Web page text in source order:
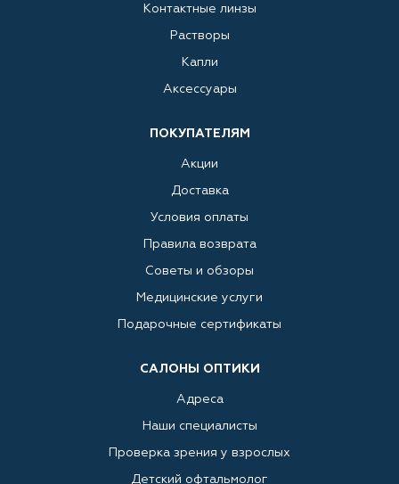
Контактные линзы
Растворы
Капли
Аксессуары
ПОКУПАТЕЛЯМ
Акции
Доставка
Условия оплаты
Правила возврата
Советы и обзоры
Медицинские услуги
Подарочные сертификаты
САЛОНЫ ОПТИКИ
Адреса
Наши специалисты
Проверка зрения у взрослых
Детский офтальмолог